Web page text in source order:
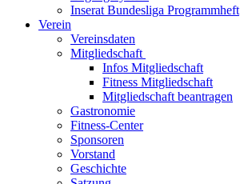
Inserat Bundesliga Programmheft
Verein
Vereinsdaten
Mitgliedschaft
Infos Mitgliedschaft
Fitness Mitgliedschaft
Mitgliedschaft beantragen
Gastronomie
Fitness-Center
Sponsoren
Vorstand
Geschichte